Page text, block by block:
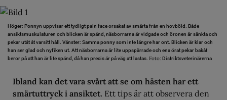
Höger: Ponnyn uppvisar ett tydligt pain face orsakat av smärta från en hovböld. Både
ansiktsmuskulaturen och blicken är spänd, näsborrarna är vidgade och öronen är sänkta och
pekar utåt åt varsitt håll. Vänster: Samma ponny som inte längre har ont. Blicken är klar och
han ser glad och nyfiken ut. Att näsborrarna är lite uppspärrade och ena örat pekar bakåt
beror på att han är lite spänd, då han precis är på väg att lastas. Foto: Distriktsveterinärerna
Ibland kan det vara svårt att se om hästen har ett
smärtuttryck i ansiktet. Ett tips är att observera den